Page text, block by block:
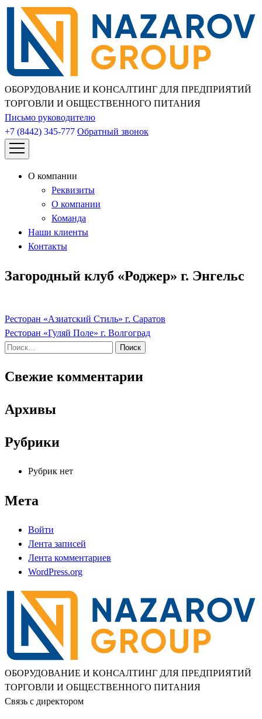
ОБОРУДОВАНИЕ И КОНСАЛТИНГ ДЛЯ ПРЕДПРИЯТИЙ
ТОРГОВЛИ И ОБЩЕСТВЕННОГО ПИТАНИЯ
Письмо руководителю
+7 (8442) 345-777 Обратный звонок
О компании
Реквизиты
О компании
Команда
Наши клиенты
Контакты
Загородный клуб «Роджер» г. Энгельс
Навигация
по
Ресторан «Азиатский Стиль» г. Саратов
Ресторан «Гуляй Поле» г. Волгоград
Найти:
Свежие комментарии
Архивы
Рубрики
Рубрик нет
Мета
Войти
Лента записей
Лента комментариев
WordPress.org
ОБОРУДОВАНИЕ И КОНСАЛТИНГ ДЛЯ ПРЕДПРИЯТИЙ
ТОРГОВЛИ И ОБЩЕСТВЕННОГО ПИТАНИЯ
Связь с директором